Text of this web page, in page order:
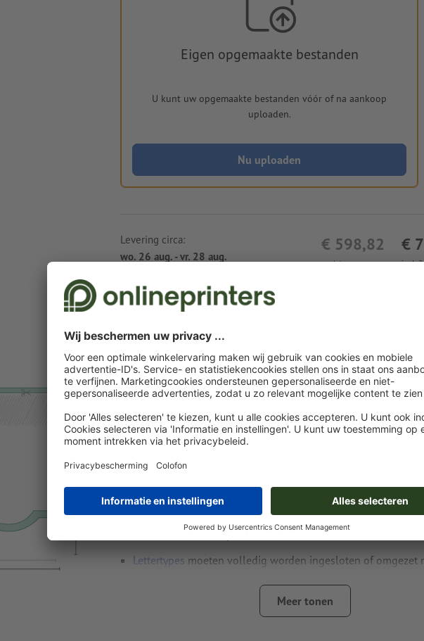
Eigen opgemaakte bestanden
U kunt uw opgemaakte bestanden vóór of na aankoop
uploaden.
Nu uploaden
excl. btw
€ 598,82
incl.
€
Levering circa:
wo. 26 aug. - vr. 28 aug.
Instructies voor drukgegevens Zelfklevende
memoblaadjes, Bestelwagen, 9,4 x 5,2 cm,
Gegevensformaat: 10 x 7,2 cm
Overvulling:3 mm
Eindformaat
Resolutie:300 dpi
Rondom 0 mmafloopaanhouden, belangrijke informatie
4 mm afstand ten opzichte van het eindformaat
Lettertypes moeten volledig worden ingesloten of omgezet
CMYK, FOGRA52 (PSO Uncoated v3 FOGRA52)
Meer tonen